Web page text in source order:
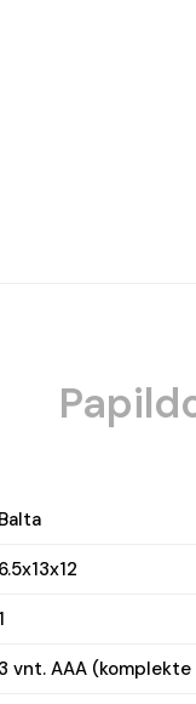
Balta
6.5x13x12
1
3 vnt. AAA